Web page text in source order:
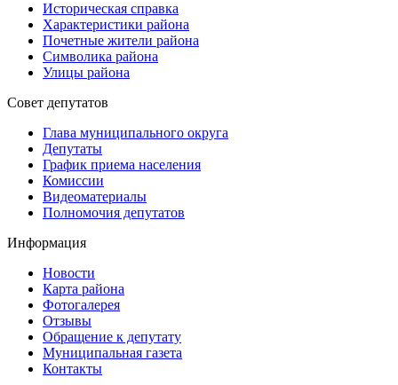
Историческая справка
Характеристики района
Почетные жители района
Символика района
Улицы района
Совет депутатов
Глава муниципального округа
Депутаты
График приема населения
Комиссии
Видеоматериалы
Полномочия депутатов
Информация
Новости
Карта района
Фотогалерея
Отзывы
Обращение к депутату
Муниципальная газета
Контакты